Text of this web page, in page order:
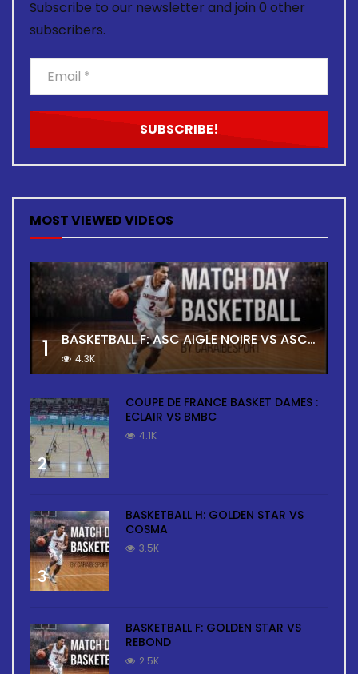
Subscribe to our newsletter and join 0 other
subscribers.
MOST VIEWED VIDEOS
1 BASKETBALL F: ASC AIGLE NOIRE VS ASC TOUR
4.3K
2
COUPE DE FRANCE BASKET DAMES :
ECLAIR VS BMBC
4.1K
3
BASKETBALL H: GOLDEN STAR VS
COSMA
3.5K
BASKETBALL F: GOLDEN STAR VS
REBOND
2.5K